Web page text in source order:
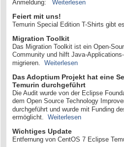
Anmeldung:
Weiterlesen
Feiert mit uns!
Temurin Special Edition T-Shirts gibt
Migration Toolkit
Das Migration Toolkit ist ein Open-
Community und hilft Java-
migrieren.
Weiterlesen
Das Adoptium Projekt hat eine
Temurin durchgeführt
Die Audit wurde von der Eclipse
dem Open Source Technology
durchgeführt und wurde mit Funding
ermöglicht. Weiterlesen
Wichtiges Update
Entfernung von CentOS 7 Eclipse